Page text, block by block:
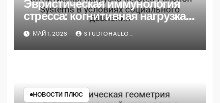
Эвристическая иммунология
стресса: когнитивная нагрузка
Iterated Function Systems в
условиях социального
давления
МАЙ 1, 2026 STUDIOHALLO_
НОВОСТИ ПЛЮС